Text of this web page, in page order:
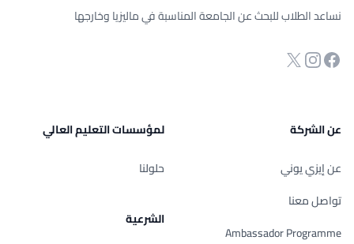
نساعد الطلاب للبحث عن الجامعة المناسبة في ماليزيا وخارجها
صفحة الفيسبوك
انستجرام
Twitter
عن الشركة
عن إيزي يوني
تواصل معنا
Ambassador Programme
لمؤسسات التعليم العالي
حلولنا
الشرعية